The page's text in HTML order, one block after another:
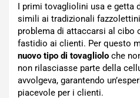
I primi tovagliolini usa e getta
simili ai tradizionali
problema di attaccarsi al cibo
fastidio ai clienti. Per questo
nuovo tipo di tovagliolo che
non rilasciasse parte della
avvolgeva, garantendo
piacevole per i clienti.